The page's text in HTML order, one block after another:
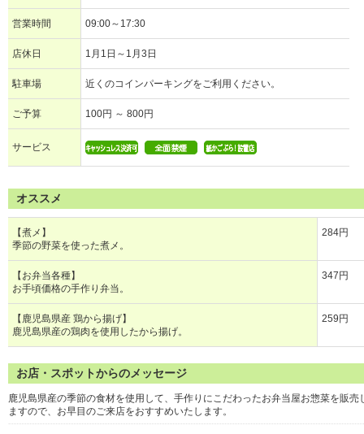
営業時間 09:00～17:30
店休日 1月1日～1月3日
駐車場 近くのコインパーキングをご利用ください。
ご予算 100円 ～ 800円
サービス
オススメ
【煮メ】
季節の野菜を使った煮メ。
284円
【お弁当各種】
お手頃価格の手作り弁当。
347円
【鹿児島県産 鶏から揚げ】
鹿児島県産の鶏肉を使用したから揚げ。
259円
お店・スポットからのメッセージ
鹿児島県産の季節の食材を使用して、手作りにこだわったお弁当屋お惣菜を販
ますので、お早目のご来店をおすすめいたします。